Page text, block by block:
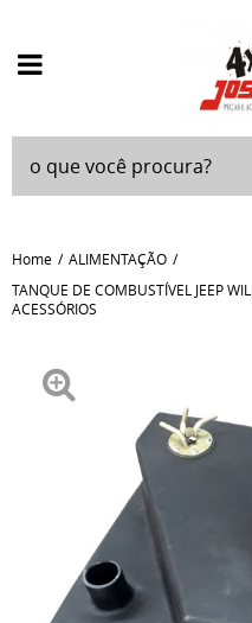
Home
ALIMENTAÇÃO
TANQUE DE COMBUSTÍVEL JEEP
ACESSÓRIOS